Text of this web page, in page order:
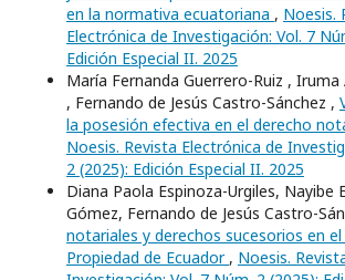
en la normativa ecuatoriana , Noesis.
Electrónica de Investigación: Vol. 7
Edición Especial II. 2025
María Fernanda Guerrero-Ruiz ,
, Fernando de Jesús Castro-Sánchez ,
la posesión efectiva en el derecho
Noesis. Revista Electrónica de
2 (2025): Edición Especial II. 2025
Diana Paola Espinoza-Urgiles, Nayibe
Gómez, Fernando de Jesús Castro-
notariales y derechos sucesorios en
Propiedad de Ecuador , Noesis.